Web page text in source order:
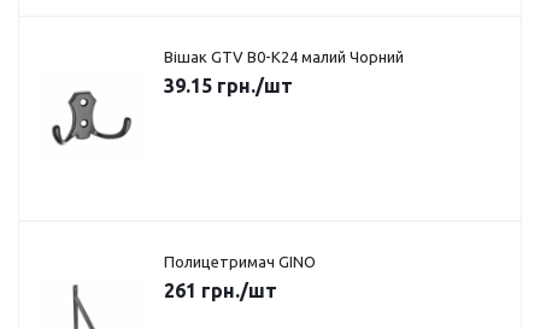
Вішак GTV B0-K24 малий Чорний
39.15 грн./шт
Полицетримач GINO
261 грн./шт